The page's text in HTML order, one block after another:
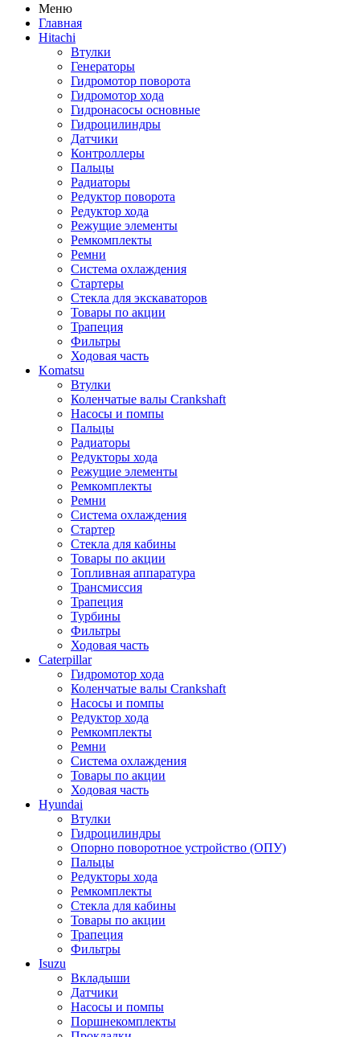
Меню
Главная
Hitachi
Втулки
Генераторы
Гидромотор поворота
Гидромотор хода
Гидронасосы основные
Гидроцилиндры
Датчики
Контроллеры
Пальцы
Радиаторы
Редуктор поворота
Редуктор хода
Режущие элементы
Ремкомплекты
Ремни
Система охлаждения
Стартеры
Стекла для экскаваторов
Товары по акции
Трапеция
Фильтры
Ходовая часть
Komatsu
Втулки
Коленчатые валы Crankshaft
Насосы и помпы
Пальцы
Радиаторы
Редукторы хода
Режущие элементы
Ремкомплекты
Ремни
Система охлаждения
Стартер
Стекла для кабины
Товары по акции
Топливная аппаратура
Трансмиссия
Трапеция
Турбины
Фильтры
Ходовая часть
Caterpillar
Гидромотор хода
Коленчатые валы Crankshaft
Насосы и помпы
Редуктор хода
Ремкомплекты
Ремни
Система охлаждения
Товары по акции
Ходовая часть
Hyundai
Втулки
Гидроцилиндры
Опорно поворотное устройство (ОПУ)
Пальцы
Редукторы хода
Ремкомплекты
Стекла для кабины
Товары по акции
Трапеция
Фильтры
Isuzu
Вкладыши
Датчики
Насосы и помпы
Поршнекомплекты